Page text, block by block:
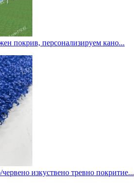
покрив, персонализируем кано...
изкуствено тревно покритие...